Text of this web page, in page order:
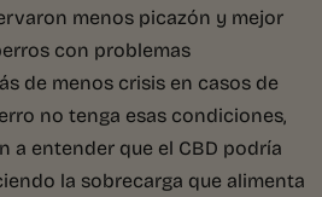
menos picazón y mejor
con problemas
de menos crisis en casos de
no tenga esas condiciones,
a entender que el CBD podría
la sobrecarga que alimenta